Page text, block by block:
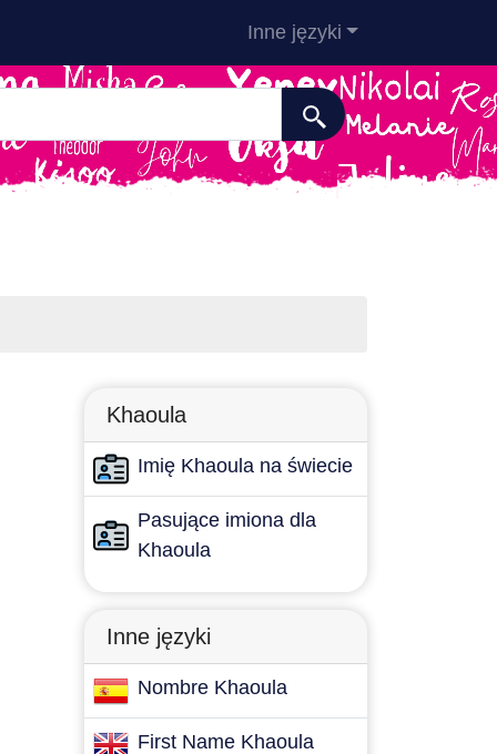
Inne języki
Khaoula
Imię Khaoula na świecie
Pasujące imiona dla
Khaoula
Inne języki
Nombre Khaoula
First Name Khaoula